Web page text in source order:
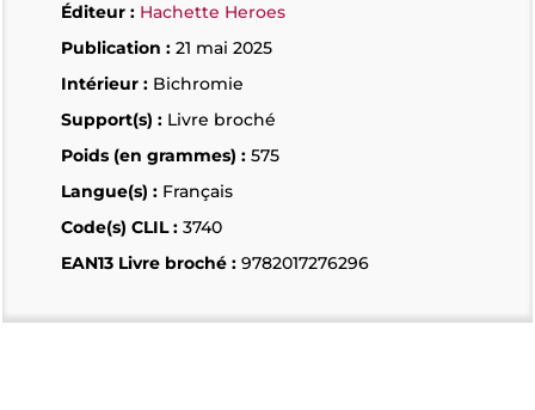
Éditeur : Hachette Heroes
Publication : 21 mai 2025
Intérieur : Bichromie
Support(s) : Livre broché
Poids (en grammes) : 575
Langue(s) : Français
Code(s) CLIL : 3740
EAN13 Livre broché : 9782017276296